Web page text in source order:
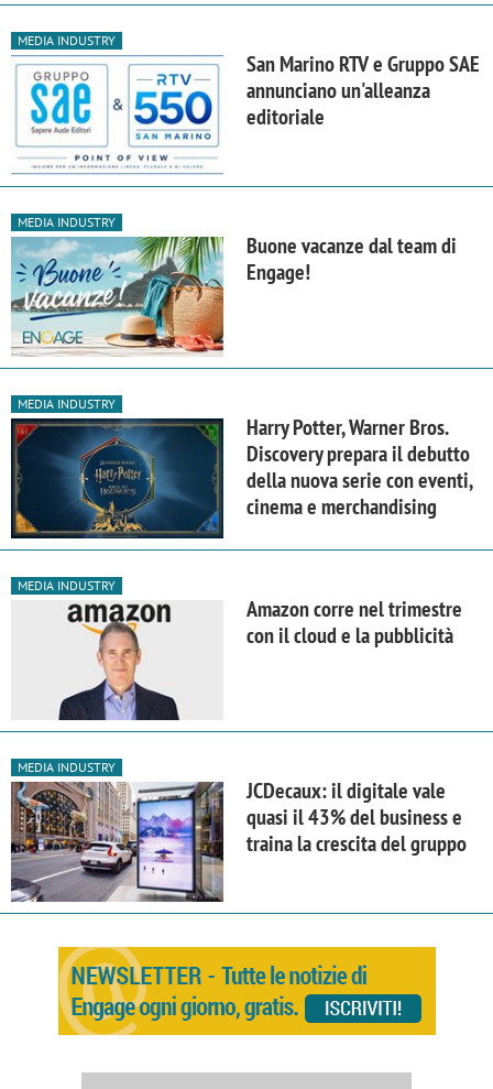
MEDIA INDUSTRY
San Marino RTV e Gruppo SAE
annunciano un'alleanza
editoriale
MEDIA INDUSTRY
Buone vacanze dal team di
Engage!
MEDIA INDUSTRY
Harry Potter, Warner Bros.
Discovery prepara il debutto
della nuova serie con eventi,
cinema e merchandising
MEDIA INDUSTRY
Amazon corre nel trimestre
con il cloud e la pubblicità
MEDIA INDUSTRY
JCDecaux: il digitale vale
quasi il 43% del business e
traina la crescita del gruppo